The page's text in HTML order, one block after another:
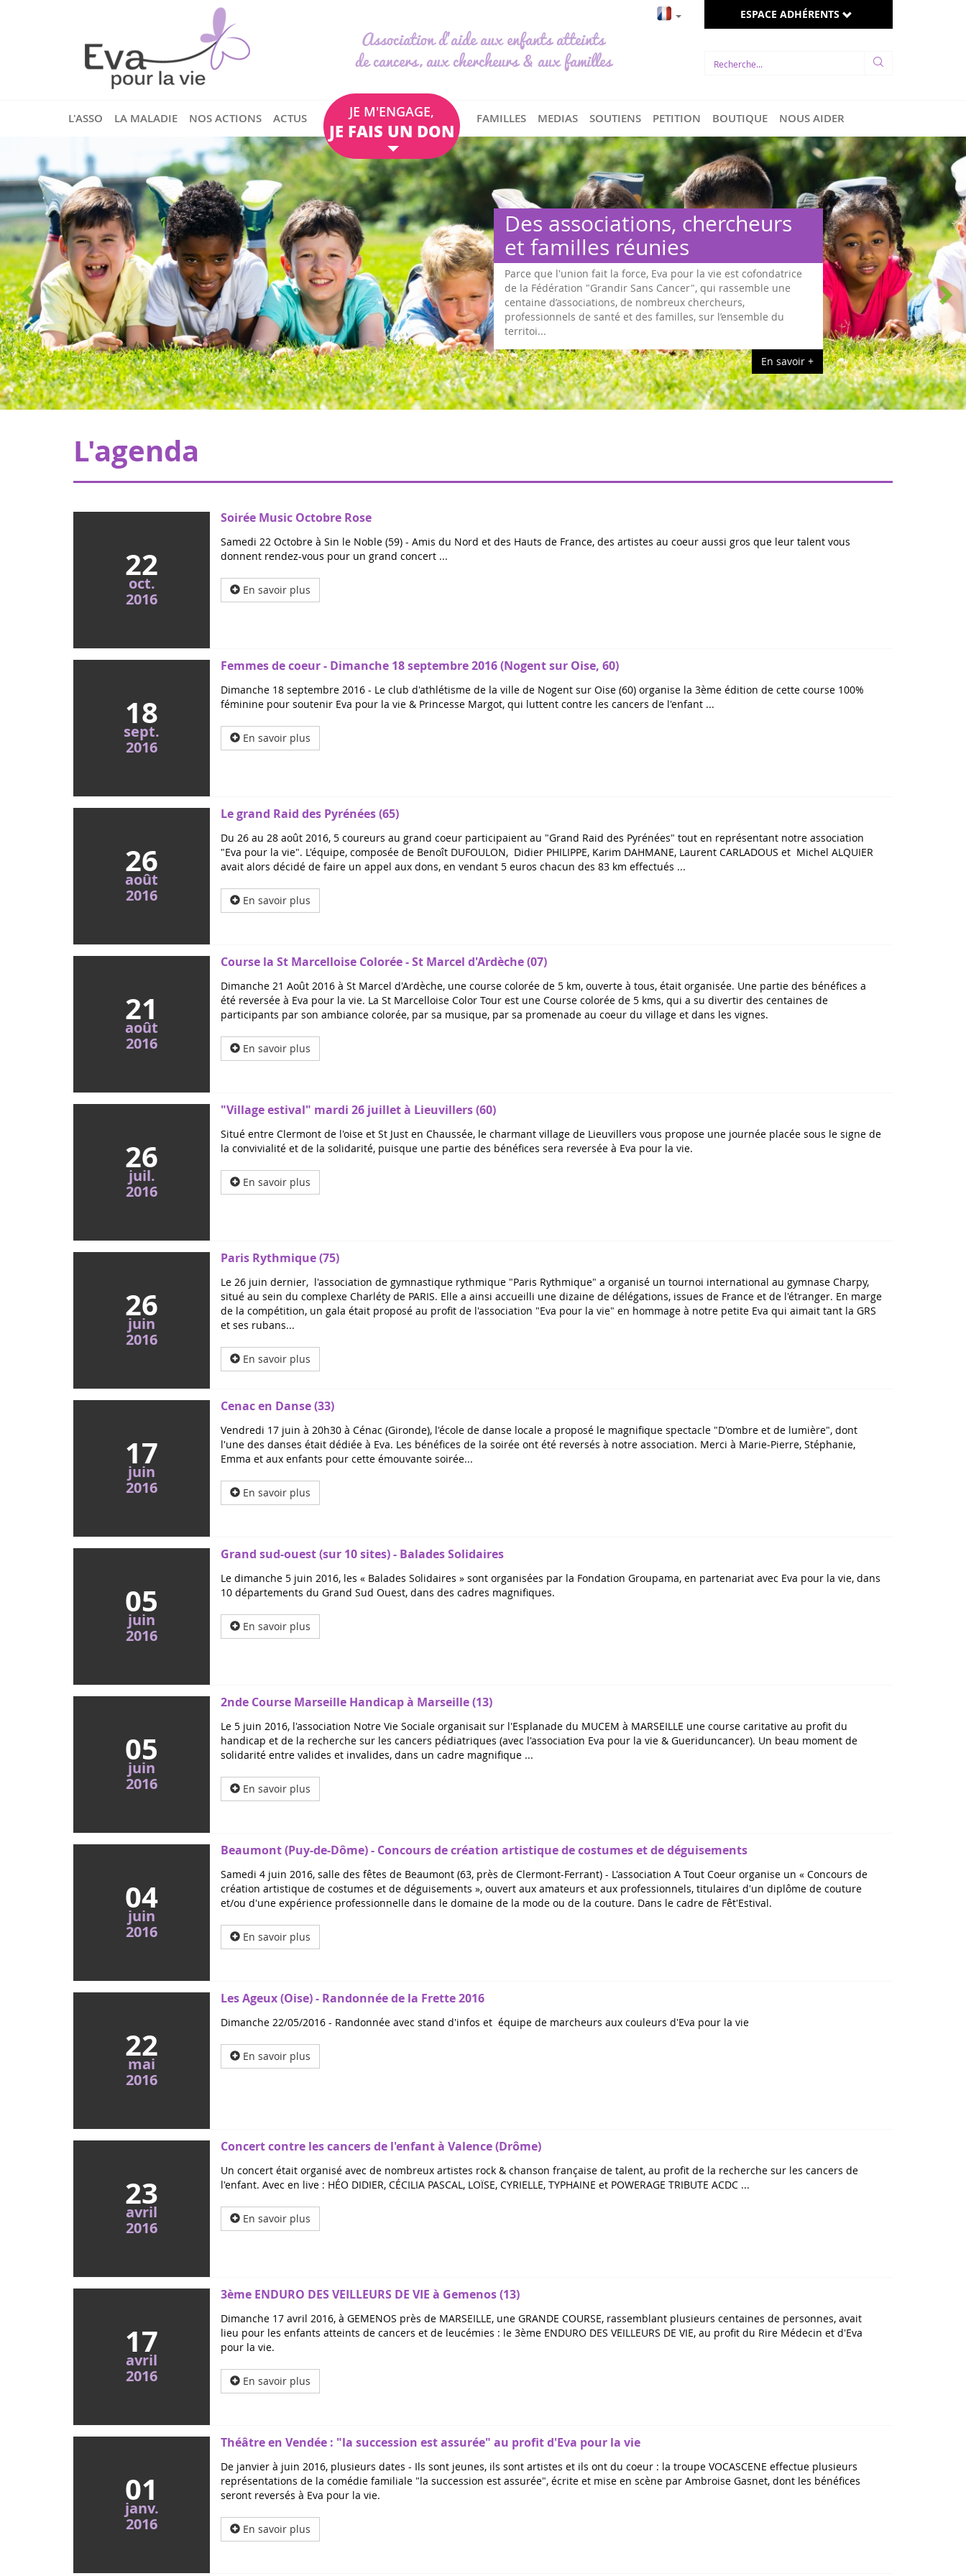
Association d'aide aux enfants atteints
de cancers, aux chercheurs & aux familles
ESPACE ADHÉRENTS
L'ASSO LA MALADIE NOS ACTIONS ACTUS JE M'ENGAGE,
JE FAIS UN DON
FAMILLES MEDIAS SOUTIENS PETITION BOUTIQUE NOUS AIDER
Des hommes et femmes
politiques s’engagent
Sous l'impulsion d'Eva pour la vie et d'associations engagées en
faveur d'une loi pour les enfants malades, un travail de fond
sur les cancers pédiatriques a été effectué dès fin 2015, jusqu'à
mai 2017, à l'Assemblée Nationale, après le re...
En savoir +
L'agenda
22
oct.
2016
Soirée Music Octobre Rose
Samedi 22 Octobre à Sin le Noble (59) - Amis du Nord et des Hauts de France, des artistes au coeur aussi gros que leur talent vous
donnent rendez-vous pour un grand concert ...
En savoir plus
18
sept.
2016
Femmes de coeur - Dimanche 18 septembre 2016 (Nogent sur Oise, 60)
Dimanche 18 septembre 2016 - Le club d'athlétisme de la ville de Nogent sur Oise (60) organise la 3ème édition de cette course 100%
féminine pour soutenir Eva pour la vie & Princesse Margot, qui luttent contre les cancers de l'enfant ...
En savoir plus
26
août
2016
Le grand Raid des Pyrénées (65)
Du 26 au 28 août 2016, 5 coureurs au grand coeur participaient au "Grand Raid des Pyrénées" tout en représentant notre association
"Eva pour la vie". L'équipe, composée de Benoît DUFOULON, Didier PHILIPPE, Karim DAHMANE, Laurent CARLADOUS et Michel ALQUIER
avait alors décidé de faire un appel aux dons, en vendant 5 euros chacun des 83 km effectués ...
En savoir plus
21
août
2016
Course la St Marcelloise Colorée - St Marcel d'Ardèche (07)
Dimanche 21 Août 2016 à St Marcel d'Ardèche, une course colorée de 5 km, ouverte à tous, était organisée. Une partie des bénéfices a
été reversée à Eva pour la vie. La St Marcelloise Color Tour est une Course colorée de 5 kms, qui a su divertir des centaines de
participants par son ambiance colorée, par sa musique, par sa promenade au coeur du village et dans les vignes.
En savoir plus
26
juil.
2016
"Village estival" mardi 26 juillet à Lieuvillers (60)
Situé entre Clermont de l'oise et St Just en Chaussée, le charmant village de Lieuvillers vous propose une journée placée sous le signe de
la convivialité et de la solidarité, puisque une partie des bénéfices sera reversée à Eva pour la vie.
En savoir plus
26
juin
2016
Paris Rythmique (75)
Le 26 juin dernier, l'association de gymnastique rythmique "Paris Rythmique" a organisé un tournoi international au gymnase Charpy,
situé au sein du complexe Charléty de PARIS. Elle a ainsi accueilli une dizaine de délégations, issues de France et de l'étranger. En marge
de la compétition, un gala était proposé au profit de l'association "Eva pour la vie" en hommage à notre petite Eva qui aimait tant la GRS
et ses rubans...
En savoir plus
17
juin
2016
Cenac en Danse (33)
Vendredi 17 juin à 20h30 à Cénac (Gironde), l'école de danse locale a proposé le magnifique spectacle "D'ombre et de lumière", dont
l'une des danses était dédiée à Eva. Les bénéfices de la soirée ont été reversés à notre association. Merci à Marie-Pierre, Stéphanie,
Emma et aux enfants pour cette émouvante soirée...
En savoir plus
05
juin
2016
Grand sud-ouest (sur 10 sites) - Balades Solidaires
Le dimanche 5 juin 2016, les « Balades Solidaires » sont organisées par la Fondation Groupama, en partenariat avec Eva pour la vie, dans
10 départements du Grand Sud Ouest, dans des cadres magnifiques.
En savoir plus
05
juin
2016
2nde Course Marseille Handicap à Marseille (13)
Le 5 juin 2016, l'association Notre Vie Sociale organisait sur l'Esplanade du MUCEM à MARSEILLE une course caritative au profit du
handicap et de la recherche sur les cancers pédiatriques (avec l'association Eva pour la vie & Gueriduncancer). Un beau moment de
solidarité entre valides et invalides, dans un cadre magnifique ...
En savoir plus
04
juin
2016
Beaumont (Puy-de-Dôme) - Concours de création artistique de costumes et de déguisements
Samedi 4 juin 2016, salle des fêtes de Beaumont (63, près de Clermont-Ferrant) - L'association A Tout Coeur organise un « Concours de
création artistique de costumes et de déguisements », ouvert aux amateurs et aux professionnels, titulaires d'un diplôme de couture
et/ou d'une expérience professionnelle dans le domaine de la mode ou de la couture. Dans le cadre de Fêt'Estival.
En savoir plus
22
mai
2016
Les Ageux (Oise) - Randonnée de la Frette 2016
Dimanche 22/05/2016 - Randonnée avec stand d'infos et équipe de marcheurs aux couleurs d'Eva pour la vie
En savoir plus
23
avril
2016
Concert contre les cancers de l'enfant à Valence (Drôme)
Un concert était organisé avec de nombreux artistes rock & chanson française de talent, au profit de la recherche sur les cancers de
l'enfant. Avec en live : HÉO DIDIER, CÉCILIA PASCAL, LOÏSE, CYRIELLE, TYPHAINE et POWERAGE TRIBUTE ACDC ...
En savoir plus
17
avril
2016
3ème ENDURO DES VEILLEURS DE VIE à Gemenos (13)
Dimanche 17 avril 2016, à GEMENOS près de MARSEILLE, une GRANDE COURSE, rassemblant plusieurs centaines de personnes, avait
lieu pour les enfants atteints de cancers et de leucémies : le 3ème ENDURO DES VEILLEURS DE VIE, au profit du Rire Médecin et d'Eva
pour la vie.
En savoir plus
01
janv.
2016
Théâtre en Vendée : "la succession est assurée" au profit d'Eva pour la vie
De janvier à juin 2016, plusieurs dates - Ils sont jeunes, ils sont artistes et ils ont du coeur : la troupe VOCASCENE effectue plusieurs
représentations de la comédie familiale "la succession est assurée", écrite et mise en scène par Ambroise Gasnet, dont les bénéfices
seront reversés à Eva pour la vie.
En savoir plus